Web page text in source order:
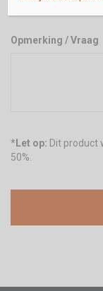
Opmerking / Vraag
* Let op: Dit product
50%.